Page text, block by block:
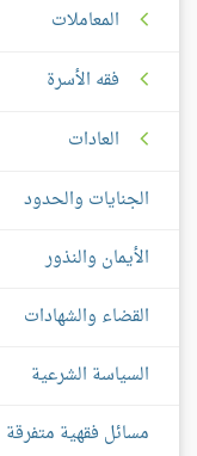
المعاملات
فقه الأسرة
العادات
الجنايات والحدود
الأيمان والنذور
القضاء والشهادات
السياسة الشرعية
مسائل فقهية متفرقة